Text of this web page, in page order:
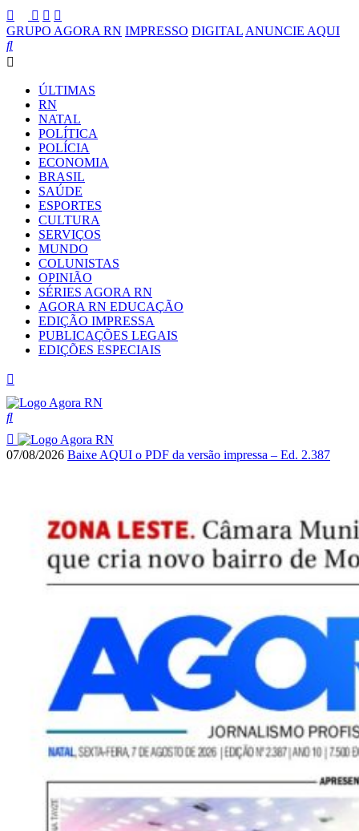
GRUPO AGORA RN IMPRESSO DIGITAL ANUNCIE AQUI
ÚLTIMAS
RN
NATAL
POLÍTICA
POLÍCIA
ECONOMIA
BRASIL
SAÚDE
ESPORTES
CULTURA
SERVIÇOS
MUNDO
COLUNISTAS
OPINIÃO
SÉRIES AGORA RN
AGORA RN EDUCAÇÃO
EDIÇÃO IMPRESSA
PUBLICAÇÕES LEGAIS
EDIÇÕES ESPECIAIS
07/08/2026 Baixe AQUI o PDF da versão impressa – Ed. 2.387